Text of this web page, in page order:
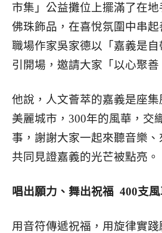
市集」公益攤位上擺滿了在
佛珠飾品，在喜悅氛圍中串
職場作家吳家德以「嘉義是
引開場，邀請大家「以心聚善
他說，人文薈萃的嘉義是座
美麗城市，300年的風華，交
事，謝謝大家一起來聽音樂、
共同見證嘉義的光芒被點亮。
唱出願力、舞出祝福 400支
用音符傳遞祝福，用旋律實